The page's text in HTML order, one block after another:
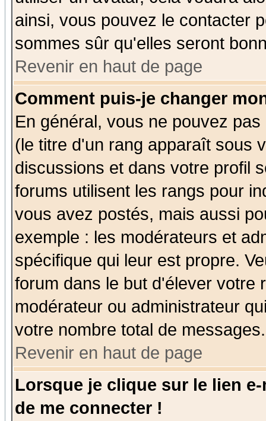
ainsi, vous pouvez le contacter
sommes sûr qu'elles seront
Revenir en haut de page
Comment puis-je changer
En général, vous ne pouvez
(le titre d'un rang apparaît sous
discussions et dans votre profil
forums utilisent les rangs pour
vous avez postés, mais aussi
exemple : les modérateurs et
spécifique qui leur est propre.
forum dans le but d'élever votre
modérateur ou administrateur
votre nombre total de messages.
Revenir en haut de page
Lorsque je clique sur le lien
de me connecter !